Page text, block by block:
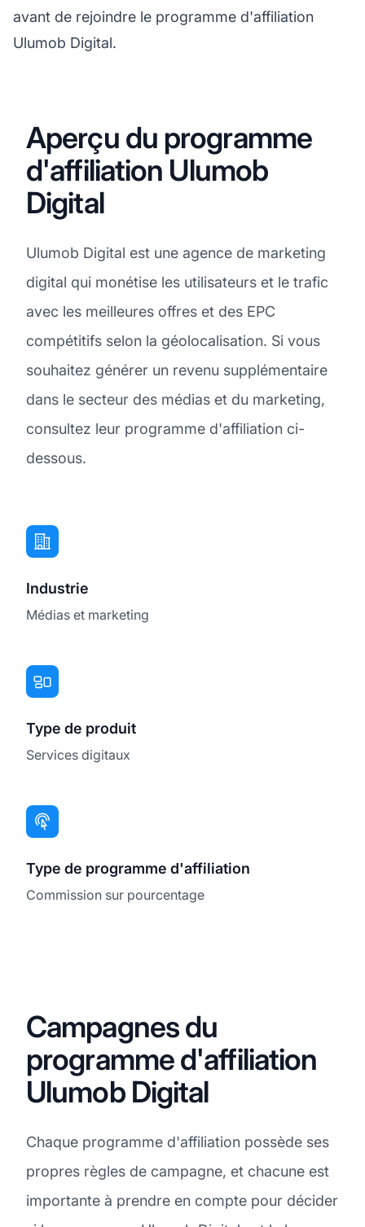
avant de rejoindre le programme d'affiliation
Ulumob Digital.
Aperçu du programme
d'affiliation Ulumob
Digital
Ulumob Digital est une agence de marketing
digital qui monétise les utilisateurs et le trafic
avec les meilleures offres et des EPC
compétitifs selon la géolocalisation. Si vous
souhaitez générer un revenu supplémentaire
dans le secteur des médias et du marketing,
consultez leur programme d'affiliation ci-
dessous.
Industrie
Médias et marketing
Type de produit
Services digitaux
Type de programme d'affiliation
Commission sur pourcentage
Campagnes du
programme d'affiliation
Ulumob Digital
Chaque programme d'affiliation possède ses
propres règles de campagne, et chacune est
importante à prendre en compte pour décider